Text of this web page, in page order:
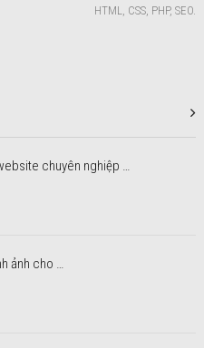
HTML, CSS, PHP, SEO.
chuyên nghiệp …
ảnh cho …